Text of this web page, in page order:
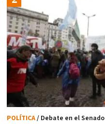
POLÍTICA/ Debate en el Senado